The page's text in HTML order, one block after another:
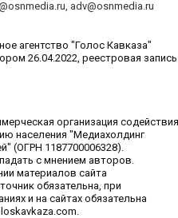
adv@osnmedia.ru
агентство "Голос Кавказа"
26.04.2022, реестровая запись
организация содействия
населения "Медиахолдинг
(ОГРН 1187700006328).
с мнением авторов.
материалов сайта
обязательна, при
и на сайтах обязательна